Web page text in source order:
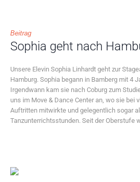
Beitrag
Sophia geht nach
Unsere Elevin Sophia Linhardt geht zur
Hamburg. Sophia begann in Bamberg mit 4
Irgendwann kam sie nach Coburg zum
uns im Move & Dance Center an, wo sie bei
Auftritten mitwirkte und gelegentlich sogar
Tanzunterrichtsstunden. Seit der Oberstufe